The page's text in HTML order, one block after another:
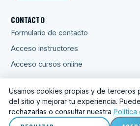
CONTACTO
Formulario de contacto
Acceso instructores
Acceso cursos online
© 2026 Respira Crece Lidera S.L.
Aviso legal·Privacidad·Condiciones·
Usamos cookies propias y de terceros
del sitio y mejorar tu experiencia.
rechazarlas o consultar nuestra Política